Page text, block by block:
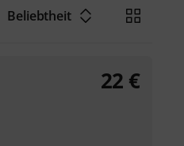
Beliebtheit
22 €